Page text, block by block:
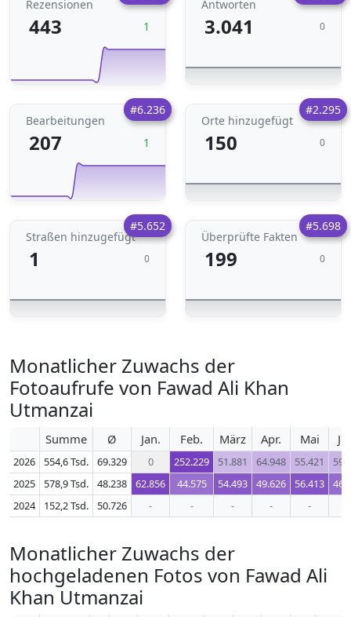
Rezensionen
443 1
Antworten
3.041 0
#6.236
Bearbeitungen
207 1
#2.295
Orte hinzugefügt
150 0
#5.652
Straßen hinzugefügt
1 0
#5.698
Überprüfte Fakten
199 0
Monatlicher Zuwachs der
Fotoaufrufe von Fawad Ali Khan
Utmanzai
Summe Ø Jan. Feb. März Apr. Mai
2026 554,6 Tsd. 69.329 0 252.229 51.881 64.948 55.421
2025
578,9 Tsd. 48.238 62.856 44.575 54.493 49.626 56.413
2024
152,2 Tsd. 50.726 - - - - -
Monatlicher Zuwachs der
hochgeladenen Fotos von Fawad Ali
Khan Utmanzai